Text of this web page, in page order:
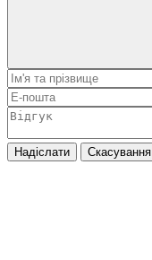
Надіслати Скасування